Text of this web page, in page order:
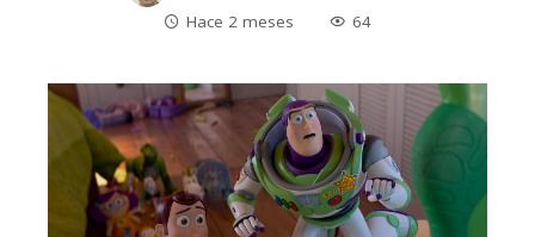
Hace 2 meses
64